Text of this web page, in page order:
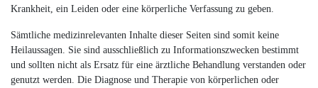
Krankheit, ein Leiden oder eine körperliche Verfassung zu geben.
Sämtliche medizinrelevanten Inhalte dieser Seiten sind somit keine
Heilaussagen. Sie sind ausschließlich zu Informationszwecken bestimmt
und sollten nicht als Ersatz für eine ärztliche Behandlung verstanden oder
genutzt werden. Die Diagnose und Therapie von körperlichen oder